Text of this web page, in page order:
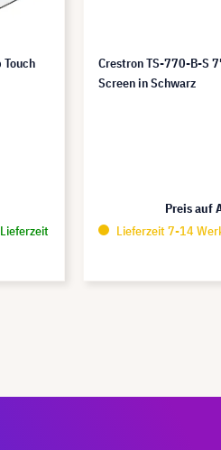
Crestron TS-770-B-S
Screen in Schwarz
Preis auf
Lieferzeit 7-14